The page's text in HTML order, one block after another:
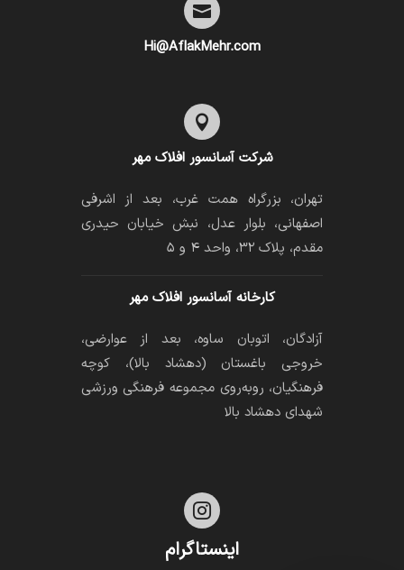

Hi@AflakMehr.com

شرکت آسانسور افلاک مهر
تهران، بزرگراه همت غرب، بعد از اشرفی
اصفهانی، بلوار عدل، نبش خیابان حیدری
مقدم، پلاک ۳۲، واحد ۴ و ۵
کارخانه آسانسور افلاک مهر
آزادگان، اتوبان ساوه، بعد از عوارضی،
خروجی باغستان (دهشاد بالا)، کوچه
فرهنگیان، رو‌به‌روی مجموعه فرهنگی ورزشی
شهدای دهشاد بالا

اینستاگرام